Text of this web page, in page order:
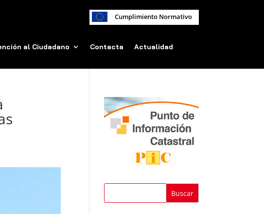
Cumplimiento Normativo
al Ciudadano Contacta Actualidad